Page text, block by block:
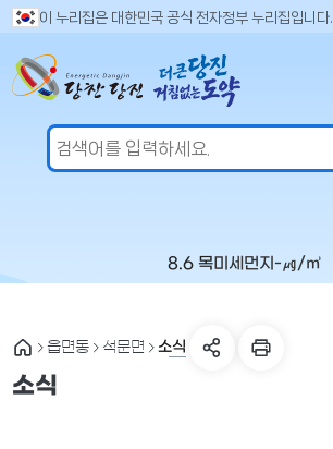
이 누리집은 대한민국 공식 전자정부 누리집입니다.
8.6 목미세먼지 -㎍/㎥
검
어
입
읍면동 석문면 소식
소식
만
도
의
세